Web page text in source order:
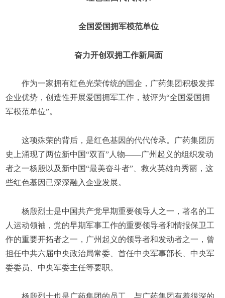
全国爱国拥军模范单位
奋力开创双拥工作新局面
作为一家拥有红色光荣传统的国企，广药集团积极发挥
企业优势，创造性开展爱国拥军工作，被评为“全国爱国拥
军模范单位”。
这项殊荣的背后，是红色基因的代代传承。广药集团历
史上涌现了两位新中国“双百”人物——广州起义的组织发动
者之一杨殷以及新中国“最美奋斗者”、救火英雄向秀丽，这
些红色基因已深深融入企业发展。
杨殷烈士是中国共产党早期重要领导人之一，著名的工
人运动领袖，党的早期军事工作的重要领导者和情报保卫工
作的重要开拓者之一，广州起义的领导者和发动者之一，曾
担任中共六届中央政治局常委、首任中央军事部长、中央军
委委员、中央军委主任等要职。
杨殷烈士也是广药集团的员工，与广药集团有着很深的